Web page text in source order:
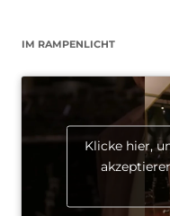
IM RAMPENLICHT
Klicke hier,